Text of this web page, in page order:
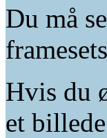
Du må
Hvis du
et